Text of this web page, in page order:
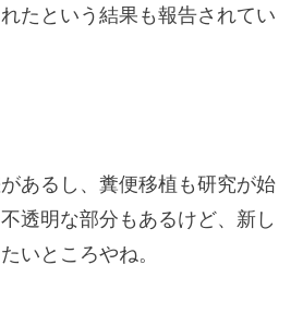
たという結果も報告されてい
あるし、糞便移植も研究が始
透明な部分もあるけど、新し
いところやね。